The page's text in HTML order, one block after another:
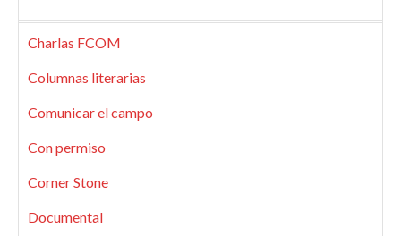
Charlas FCOM
Columnas literarias
Comunicar el campo
Con permiso
Corner Stone
Documental